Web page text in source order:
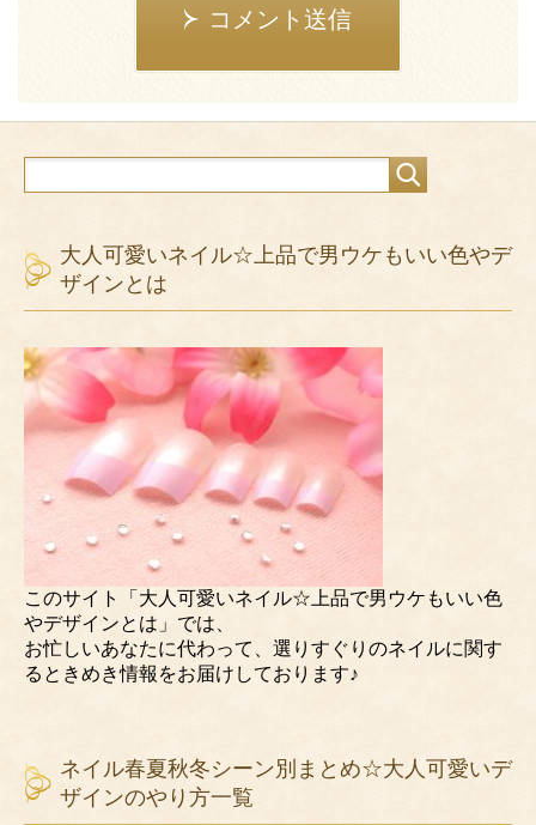
コメント送信
大人可愛いネイル☆上品で男ウケもいい色やデ
ザインとは
このサイト「大人可愛いネイル☆上品で男ウケもいい色
やデザインとは」では、
お忙しいあなたに代わって、選りすぐりのネイルに関す
るときめき情報をお届けしております♪
ネイル春夏秋冬シーン別まとめ☆大人可愛いデ
ザインのやり方一覧